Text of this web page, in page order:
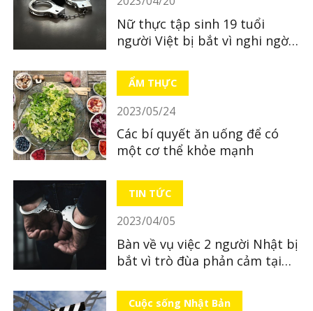
Nữ thực tập sinh 19 tuổi
người Việt bị bắt vì nghi ngờ
ẨM THỰC
2023/05/24
Các bí quyết ăn uống để có
một cơ thể khỏe mạnh
TIN TỨC
2023/04/05
Bàn về vụ việc 2 người Nhật bị
bắt vì trò đùa phản cảm tại
Cuộc sống Nhật Bản